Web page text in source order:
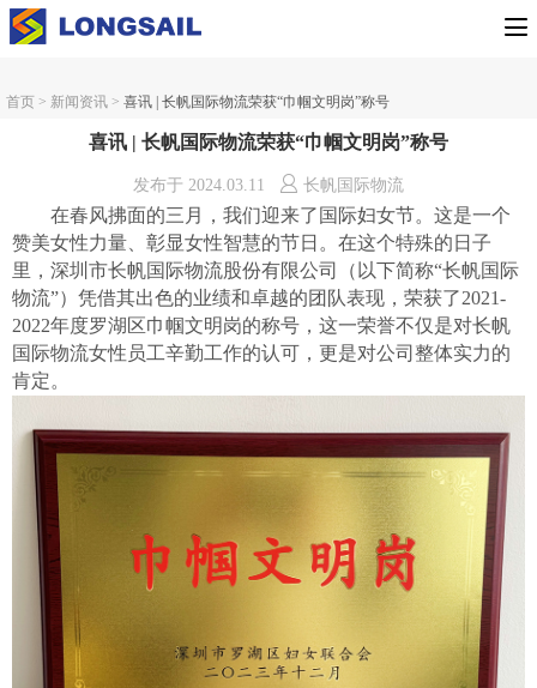
首页 > 新闻资讯 > 喜讯 | 长帆国际物流荣获“巾帼文明岗”称号
喜讯 | 长帆国际物流荣获“巾帼文明岗”称号
发布于 2024.03.11 长帆国际物流
在春风拂面的三月，我们迎来了国际妇女节。这是一个
赞美女性力量、彰显女性智慧的节日。在这个特殊的日子
里，深圳市长帆国际物流股份有限公司
（ 以下简称“长帆国际
物流”） 凭借其出色的业绩和卓越的团队表现，荣获了2021-
2022年度罗湖区巾帼文明岗的称号，这一荣誉不仅是对长帆
国际物流女性员工辛勤工作的认可 ，更是对公司整体实力的
肯定。